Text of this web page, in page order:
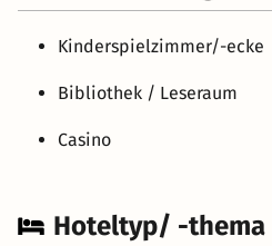
Kinderspielzimmer/-ecke
Bibliothek / Leseraum
Casino
Hoteltyp/ -thema